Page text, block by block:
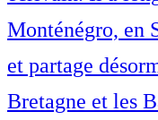
Monténégro, en
et partage
Bretagne et les